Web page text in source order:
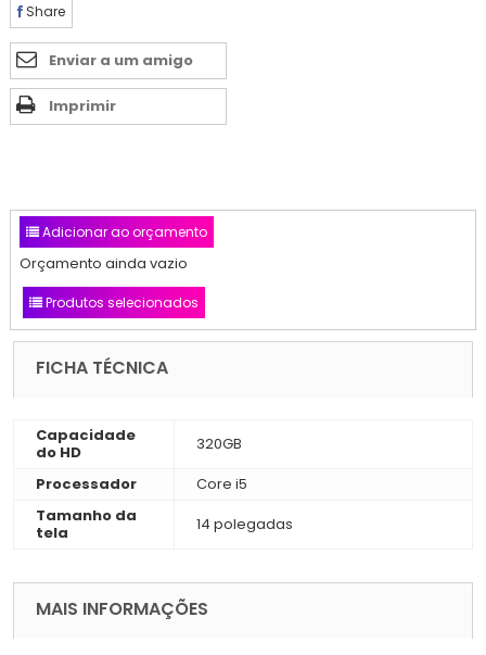
Share
Enviar a um amigo
Imprimir
Adicionar ao orçamento
Orçamento ainda vazio
Produtos selecionados
FICHA TÉCNICA
Capacidade
do HD
320GB
Processador
Core i5
Tamanho da
tela
14 polegadas
MAIS INFORMAÇÕES